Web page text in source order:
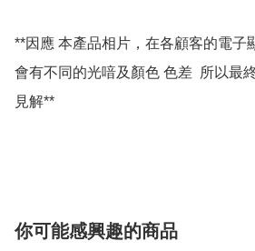
**因應 本產品相片，在各顧客的電子
會有不同的光喑及顏色 色差  所以最
見解**
你可能感興趣的商品